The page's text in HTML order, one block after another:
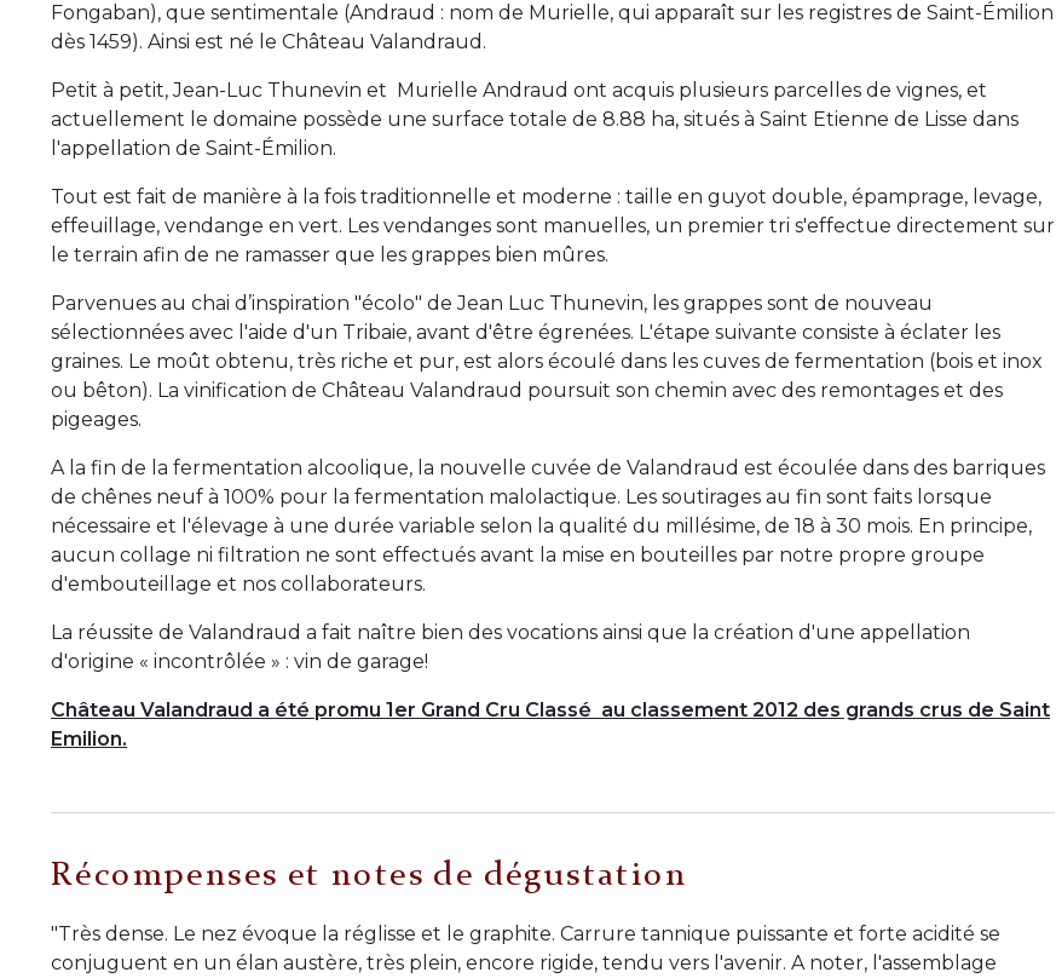
Fongaban), que sentimentale (Andraud : nom de Murielle, qui apparaît sur les registres de Saint-Émilion
dès 1459). Ainsi est né le Château Valandraud.
Petit à petit, Jean-Luc Thunevin et Murielle Andraud ont acquis plusieurs parcelles de vignes, et
actuellement le domaine possède une surface totale de 8.88 ha, situés à Saint Etienne de Lisse dans
l'appellation de Saint-Émilion.
Tout est fait de manière à la fois traditionnelle et moderne : taille en guyot double, épamprage, levage,
effeuillage, vendange en vert. Les vendanges sont manuelles, un premier tri s'effectue directement sur
le terrain afin de ne ramasser que les grappes bien mûres.
Parvenues au chai d’inspiration "écolo" de Jean Luc Thunevin, les grappes sont de nouveau
sélectionnées avec l'aide d'un Tribaie, avant d'être égrenées. L'étape suivante consiste à éclater les
graines. Le moût obtenu, très riche et pur, est alors écoulé dans les cuves de fermentation (bois et inox
ou bêton). La vinification de Château Valandraud poursuit son chemin avec des remontages et des
pigeages.
A la fin de la fermentation alcoolique, la nouvelle cuvée de Valandraud est écoulée dans des barriques
de chênes neuf à 100% pour la fermentation malolactique. Les soutirages au fin sont faits lorsque
nécessaire et l'élevage à une durée variable selon la qualité du millésime, de 18 à 30 mois. En principe,
aucun collage ni filtration ne sont effectués avant la mise en bouteilles par notre propre groupe
d'embouteillage et nos collaborateurs.
La réussite de Valandraud a fait naître bien des vocations ainsi que la création d'une appellation
d'origine « incontrôlée » : vin de garage!
Château Valandraud a été promu 1er Grand Cru Classé au classement 2012 des grands crus de Saint
Emilion.
Récompenses et notes de dégustation
"Très dense. Le nez évoque la réglisse et le graphite. Carrure tannique puissante et forte acidité se
conjuguent en un élan austère, très plein, encore rigide, tendu vers l'avenir. A noter, l'assemblage